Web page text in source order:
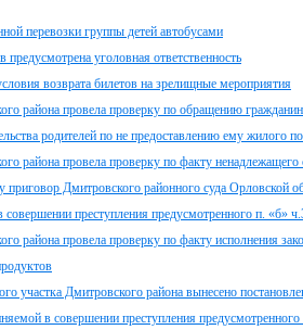
перевозки группы детей автобусами
предусмотрена уголовная ответственность
возврата билетов на зрелищные мероприятия
района провела проверку по обращению
родителей по не предоставлению ему жилого
района провела проверку по факту
приговор Дмитровского районного суда Орловской
преступления предусмотренного п. «б»
района провела проверку по факту исполнения
участка Дмитровского района вынесено
в совершении преступления